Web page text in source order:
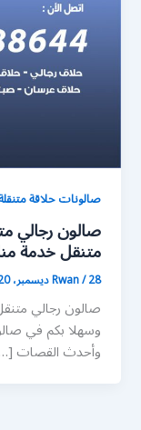
صالونات حلاقة
متنقل خدمة
Rwan/28 ديسمبر، 2020
صالون رجالي
وسهلا بكم في
وأحدث القصات